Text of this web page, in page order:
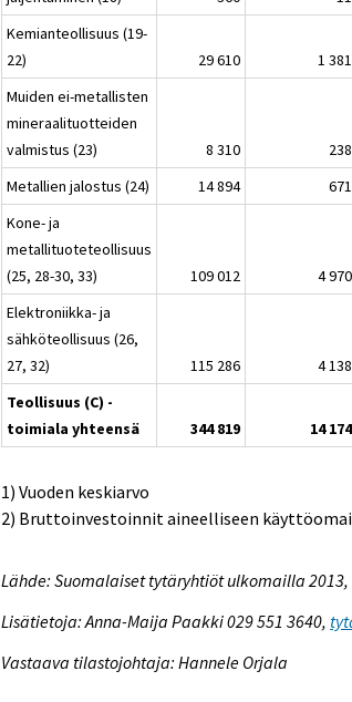
Kemianteollisuus (19-
22)
29 610 1
Muiden ei-metallisten
mineraalituotteiden
valmistus (23)
8 310
Metallien jalostus (24)
14 894
Kone- ja
metallituoteteollisuus
(25, 28-30, 33)
109 012 4
Elektroniikka- ja
sähköteollisuus (26,
27, 32)
115 286 4
Teollisuus (C) -
toimiala yhteensä
344 819 14
1) Vuoden keskiarvo
2) Bruttoinvestoinnit aineelliseen
Lähde: Suomalaiset tytäryhtiöt ulkomailla 2013,
Lisätietoja: Anna-Maija Paakki 029 551 3640,
Vastaava tilastojohtaja: Hannele Orjala